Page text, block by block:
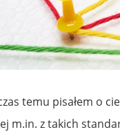
temu pisałem o
m.in. z takich